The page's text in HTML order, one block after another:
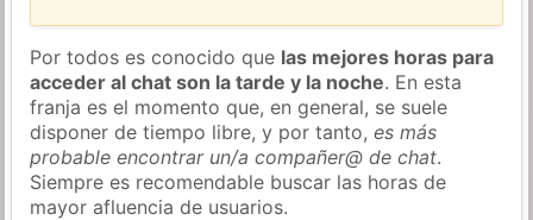
Por todos es conocido que las mejores horas para
acceder al chat son la tarde y la noche. En esta
franja es el momento que, en general, se suele
disponer de tiempo libre, y por tanto,es más
probable encontrar un/a compañer@ de chat.
Siempre es recomendable buscar las horas de
mayor afluencia de usuarios.